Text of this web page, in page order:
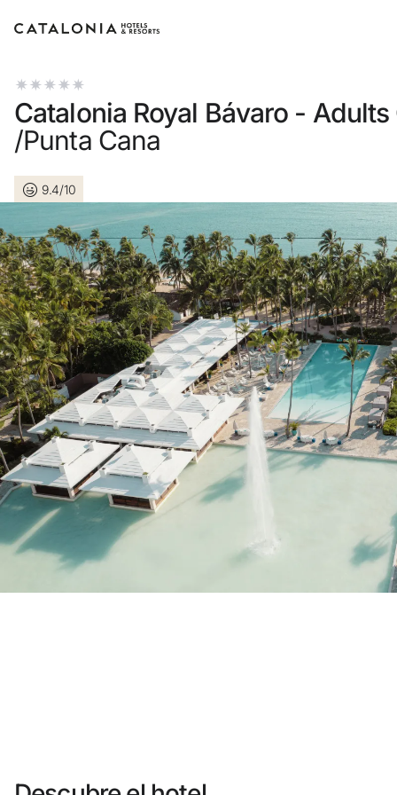
Inicia sesión en tu cuenta
Iniciar sesión
¿Olvidaste tu contraseña?
o usa una de estas opciones
Entra con Google
Iniciar sesión solo con mail
¿Aún no tienes cuenta?
Crear una cuenta
Disfruta los beneficios de formar parte de
Mejor precio garantizado
Catalonia Royal Bávaro - Adults
/Punta Cana
9.4/10